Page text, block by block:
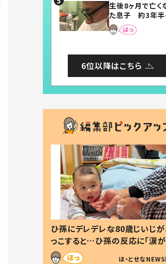
まらない」「幸せ
れる」
生後8ヶ月で亡く
た息子 約3年半
後、当時の妻の日
に書いてあった本
6位以降はこちら
ひ孫にデレデレな80歳じいじが
っこすると…ひ孫の反応に「涙
した」「可愛くて仕方ない」
ほ・とせな